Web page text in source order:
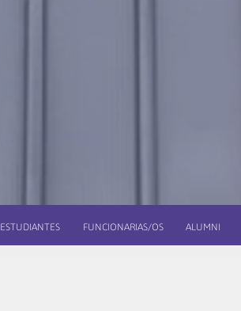
ESTUDIANTES FUNCIONARIAS/OS ALUMNI